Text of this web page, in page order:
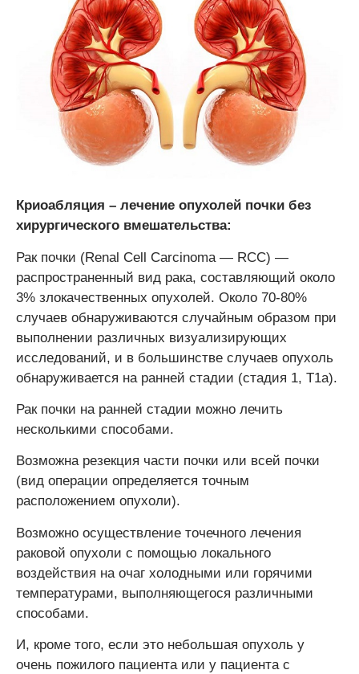
Криоабляция – лечение опухолей почки без
хирургического вмешательства:
Рак почки (Renal Cell Carcinoma — RCC) —
распространенный вид рака, составляющий около
3% злокачественных опухолей. Около 70-80%
случаев обнаруживаются случайным образом при
выполнении различных визуализирующих
исследований, и в большинстве случаев опухоль
обнаруживается на ранней стадии (стадия 1, T1a).
Рак почки на ранней стадии можно лечить
несколькими способами.
Возможна резекция части почки или всей почки
(вид операции определяется точным
расположением опухоли).
Возможно осуществление точечного лечения
раковой опухоли с помощью локального
воздействия на очаг холодными или горячими
температурами, выполняющегося различными
способами.
И, кроме того, если это небольшая опухоль у
очень пожилого пациента или у пациента с